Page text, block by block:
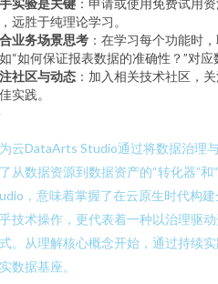
实验是关键 ：申请或使用免费试用
远胜于纯理论学习。
业务场景思考 ：在学习每个功能时
“如何保证报表数据的准确性？”对应
社区与动态 ：加入相关技术社区，
实践。
云DataArts Studio通过将数据治理
从数据资源到数据资产的“转化器”
，意味着掌握了在云原生时代构
技术操作，更代表着一种以治理驱
。从理解核心概念开始，通过持续
数据基座。